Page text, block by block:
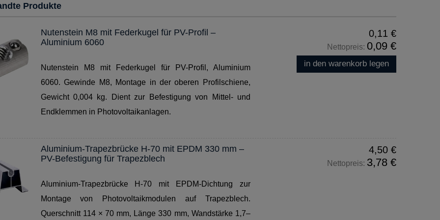
Produkte
Nutenstein M8 mit Federkugel für PV-Profil –
Aluminium 6060
Nutenstein M8 mit Federkugel für PV-Profil, Aluminium
6060. Gewinde M8, Montage in der oberen Profilschiene,
Gewicht 0,004 kg. Dient zur Befestigung von Mittel- und
Endklemmen in Photovoltaikanlagen.
0,11 €
Nettopreis: 0,09 €
in den warenkorb legen
Aluminium-Trapezbrücke H-70 mit EPDM 330 mm –
PV-Befestigung für Trapezblech
Aluminium-Trapezbrücke H-70 mit EPDM-Dichtung zur
Montage von Photovoltaikmodulen auf Trapezblech.
Querschnitt 114 × 70 mm, Länge 330 mm, Wandstärke 1,7–
4,50 €
Nettopreis: 3,78 €